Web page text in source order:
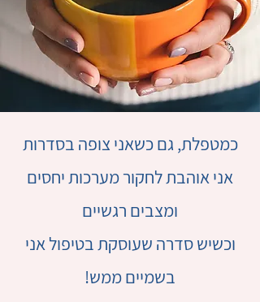
כמטפלת, גם כשאני צופה בסדרות
אני אוהבת לחקור מערכות יחסים
ומצבים רגשיים
וכשיש סדרה שעוסקת בטיפול אני
בשמיים ממש!